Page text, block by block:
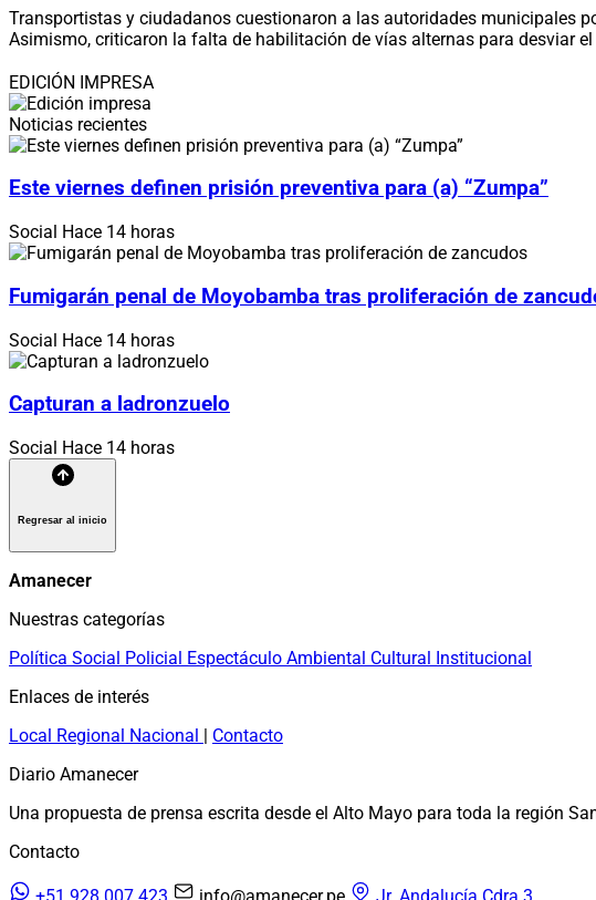
Transportistas y ciudadanos cuestionaron a las autoridades municipales
Asimismo, criticaron la falta de habilitación de vías alternas para desviar
EDICIÓN IMPRESA
Noticias recientes
Este viernes definen prisión preventiva para (a) “Zumpa”
Social Hace 14 horas
Fumigarán penal de Moyobamba tras proliferación de
Social Hace 14 horas
Capturan a ladronzuelo
Social Hace 14 horas
Regresar al inicio
Amanecer
Nuestras categorías
Política Social Policial Espectáculo Ambiental Cultural Institucional
Enlaces de interés
Local Regional Nacional | Contacto
Diario Amanecer
Una propuesta de prensa escrita desde el Alto Mayo para toda la región
Contacto
+51 928 007 423 info@amanecer.pe Jr. Andalucía Cdra 3